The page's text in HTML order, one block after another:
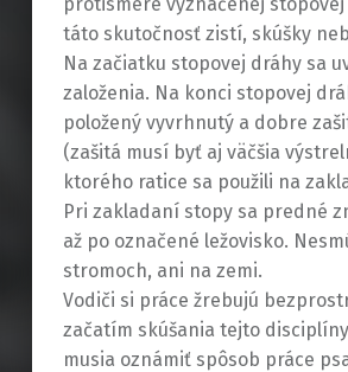
táto skutočnosť zistí, skúšky
Na začiatku stopovej dráhy sa
založenia. Na konci stopovej
položený vyvrhnutý a dobre
(zašitá musí byť aj väčšia
ktorého ratice sa použili na
Pri zakladaní stopy sa predné
až po označené ležovisko.
stromoch, ani na zemi.
Vodiči si práce žrebujú
začatím skúšania tejto
musia oznámiť spôsob práce